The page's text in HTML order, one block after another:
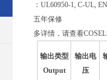
：UL60950-1, C-UL,
五年保修
多详情，请查看
输出类型
Output
输出电
压